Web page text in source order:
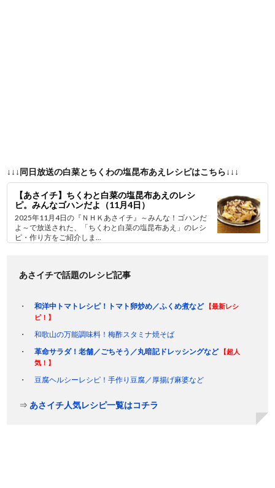
↓↓↓同日放送の白菜とちくわの塩昆布あえレシピはこちら↓↓↓
【あさイチ】ちくわと白菜の塩昆布あえのレシ
ピ。みんなゴハンだよ（11月4日）
2025年11月4日の『ＮＨＫあさイチ』～みんな！ゴハンだ
よ～で放送された、「ちくわと白菜の塩昆布あえ」のレシ
ピ・作り方をご紹介しま...
あさイチで話題のレシピ記事
和洋中トマトレシピ！トマト卵炒め／ふくめ煮など
【最新レシ
ピ！】
和歌山の万能調味料！梅酢スタミナ焼そば
革命サラダ！老舗／ごちそう／丸暗記ドレッシングなど
【超人
気！】
豆腐ヘルシーレシピ！手作り豆腐／厚揚げ麻婆など
⇒ あさイチ人気レシピ一覧はコチラ